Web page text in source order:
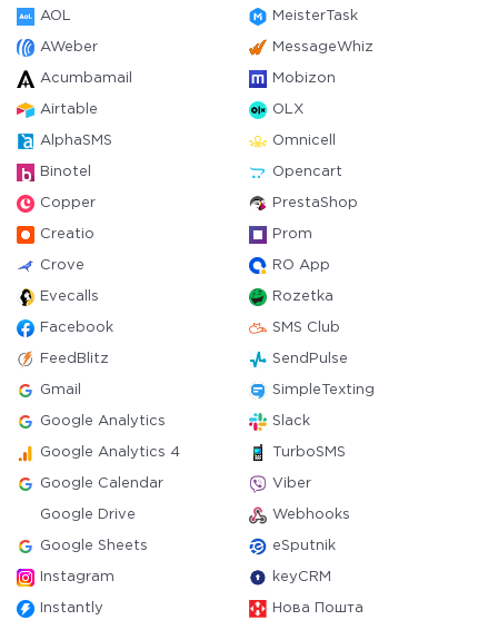
AOL MeisterTask
AWeber MessageWhiz
Acumbamail Mobizon
Airtable OLX
AlphaSMS Omnicell
Binotel Opencart
Copper PrestaShop
Creatio Prom
Crove RO App
Evecalls Rozetka
Facebook SMS Club
FeedBlitz SendPulse
Gmail SimpleTexting
Google Analytics Slack
Google Analytics 4 TurboSMS
Google Calendar Viber
Google Drive Webhooks
Google Sheets eSputnik
Instagram keyCRM
Instantly Нова Пошта